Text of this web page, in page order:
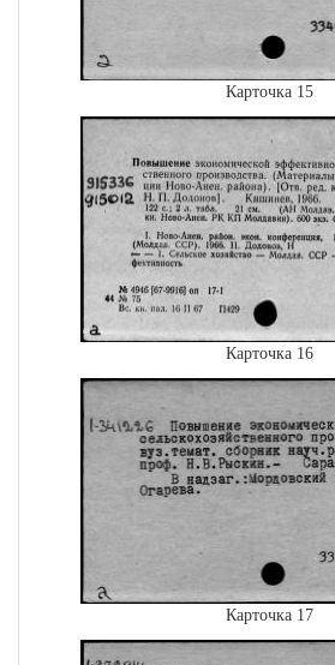
Карточка 15
Карточка 16
Карточка 17